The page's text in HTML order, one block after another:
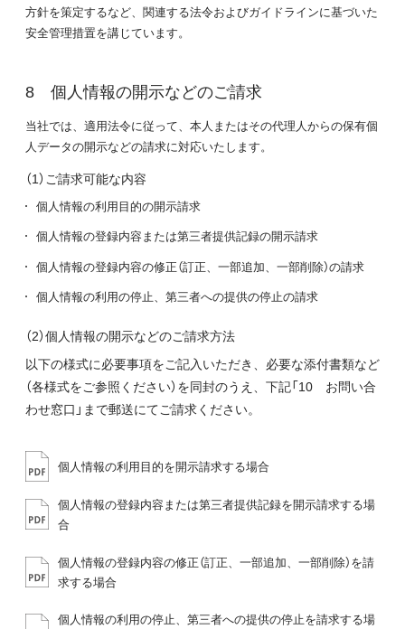
方針を策定するなど、関連する法令およびガイドラインに基づいた
安全管理措置を講じています。
個人情報の開示などのご請求
当社では、適用法令に従って、本人またはその代理人からの保有個
人データの開示などの請求に対応いたします。
（1）ご請求可能な内容
個人情報の利用目的の開示請求
個人情報の登録内容または第三者提供記録の開示請求
個人情報の登録内容の修正（訂正、一部追加、一部削除）の請求
個人情報の利用の停止、第三者への提供の停止の請求
（2）個人情報の開示などのご請求方法
以下の様式に必要事項をご記入いただき、必要な添付書類など
（各様式をご参照ください）を同封のうえ、下記「10 お問い合
わせ窓口」まで郵送にてご請求ください。
個人情報の利用目的を開示請求する場合
個人情報の登録内容または第三者提供記録を開示請求する場
合
個人情報の登録内容の修正（訂正、一部追加、一部削除）を請
求する場合
個人情報の利用の停止、第三者への提供の停止を請求する場